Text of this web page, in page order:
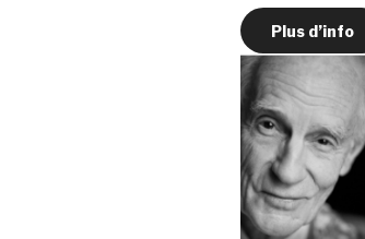
Plus d’info